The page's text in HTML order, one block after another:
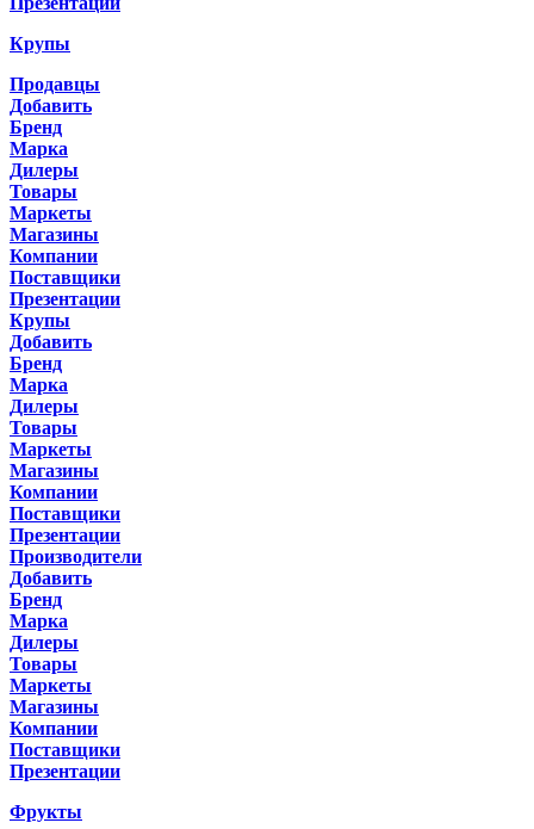
Крупы
Продавцы
Добавить
Бренд
Марка
Дилеры
Товары
Маркеты
Магазины
Компании
Поставщики
Презентации
Крупы
Добавить
Бренд
Марка
Дилеры
Товары
Маркеты
Магазины
Компании
Поставщики
Презентации
Производители
Добавить
Бренд
Марка
Дилеры
Товары
Маркеты
Магазины
Компании
Поставщики
Презентации
Фрукты